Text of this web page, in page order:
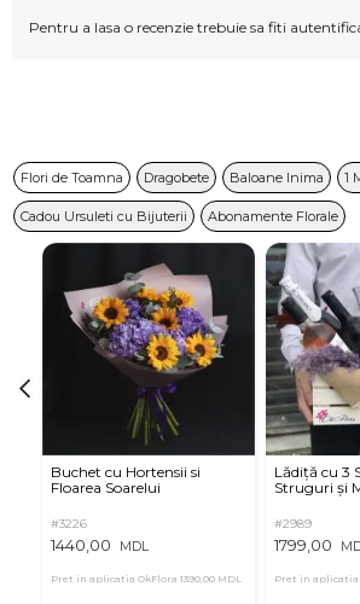
Pentru a lasa o recenzie trebuie sa fiti
Flori de Toamna Dragobete Baloane Inima 1
Cadou Ursuleti cu Bijuterii Abonamente Florale
Buchet cu Hortensii si
Floarea Soarelui
#3226
1440,00 MDL
Pret in aplicatia OkFlora 1390,00 MDL
Lădiță cu 3
Struguri și
#2989
1799,00
Pret in aplicatia